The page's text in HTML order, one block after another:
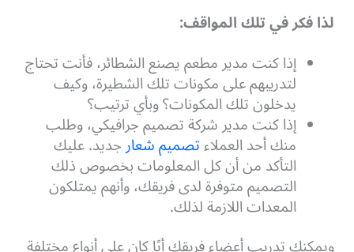
لذا فكر في تلك المواقف:
إذا كنت مدير مطعم يصنع الشطائر، فأنت تحتاج
لتدريبهم على مكونات تلك الشطيرة، وكيف
يدخلون تلك المكونات؟ وبأي ترتيب؟
إذا كنت مدير شركة تصميم جرافيكي، وطلب
منك أحد العملاءتصميم شعارجديد. عليك
التأكد من أن كل المعلومات بخصوص ذلك
التصميم متوفرة لدى فريقك، وأنهم يمتلكون
المعدات اللازمة لذلك.